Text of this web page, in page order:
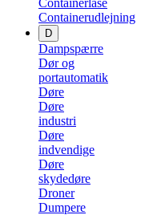
Containerlåse
Containerudlejning
D
Dampspærre
Dør og
portautomatik
Døre
Døre
industri
Døre
indvendige
Døre
skydedøre
Droner
Dumpere